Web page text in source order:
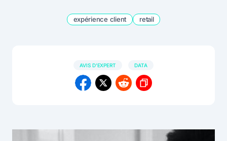
expérience client retail
AVIS D'EXPERT DATA